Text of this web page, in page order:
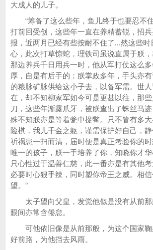
大成人的儿子。
“筹备了这么些年，鱼儿终于也要忍不
打前回受创，这些年一直在养精蓄锐，招
报，近两月已经有些按耐不住了...然这些时
心，此次打草惊蛇，理铁司虽说直属于朕
那边养兵千日用兵一时，他从军打仗这么
厚，自是有后手的；朕掌政多年，手头亦
的粮脉矿脉供给这小子去，以备军需。世
在，却不知柳家军如今可是更甚以往，那
刀，这些年渐露爪牙，被朕查出了蛛丝马迹
殊不知朕亦是等着瓮中捉鳖。只不管有多
险棋，我儿千金之躯，谨需保护好自己，
祈祸患一扫而清，届时便是真正考验你的
唯一的孩子，朕一手培养了你，知晓你才华
只心性过于温善仁慈，此一番亦是有其他
必要时心狠手辣，同时塑你帝王之威。相
望。”
太子望向父皇，发觉他似是没有从前那
眼间亦常含倦怠。
可他依旧像是从前那般，为这个国家鞠
好前路，为他挡去风雨。